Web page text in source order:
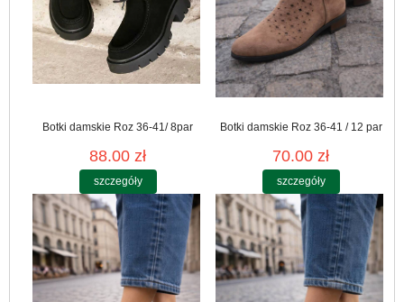
Botki damskie Roz 36-41/ 8par
88.00 zł
szczegóły
Botki damskie Roz 36-41 / 12 par
70.00 zł
szczegóły